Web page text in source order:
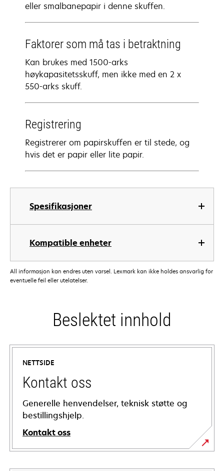
Spesifikasjoner
Kompatible enheter
eller smalbanepapir i denne skuffen.
Faktorer som må tas i betraktning
Kan brukes med 1500-arks
høykapasitetsskuff, men ikke med en 2 x
550-arks skuff.
Registrering
Registrerer om papirskuffen er til stede, og
hvis det er papir eller lite papir.
All informasjon kan endres uten varsel. Lexmark kan ikke holdes ansvarlig for
eventuelle feil eller utelatelser.
Beslektet innhold
NETTSIDE
Kontakt oss
Generelle henvendelser, teknisk støtte og
bestillingshjelp.
Kontakt oss